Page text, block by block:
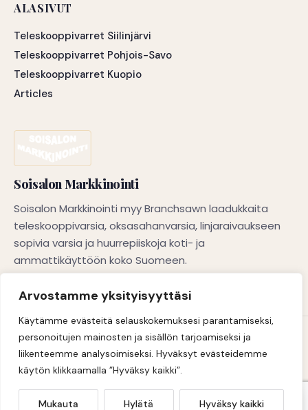
Arvostamme yksityisyyttäsi
Käytämme evästeitä selauskokemuksesi parantamiseksi,
personoitujen mainosten ja sisällön tarjoamiseksi ja
liikenteemme analysoimiseksi. Hyväksyt evästeidemme
käytön klikkaamalla ”Hyväksy kaikki”.
Mukauta Hylätä Hyväksy kaikki
ALASIVUT
Teleskooppivarret Siilinjärvi
Teleskooppivarret Pohjois-Savo
Teleskooppivarret Kuopio
Articles
Soisalon Markkinointi
Soisalon Markkinointi myy Branchsawn laadukkaita
teleskooppivarsia, oksasahanvarsia, linjaraivaukseen
sopivia varsia ja huurrepiiskoja koti- ja
ammattikäyttöön koko Suomeen.
© 2026 Soisalon Markkinointi
Sivuston on toteuttanutDigiSilta Oy
Soisalon Markkinointi
Laadukkaat teleskooppivarsien,
oksasahanvarsien ja linjaraivausvarsien
ratkaisut koti- ja ammattikäyttöön
Soisalon Markkinointi